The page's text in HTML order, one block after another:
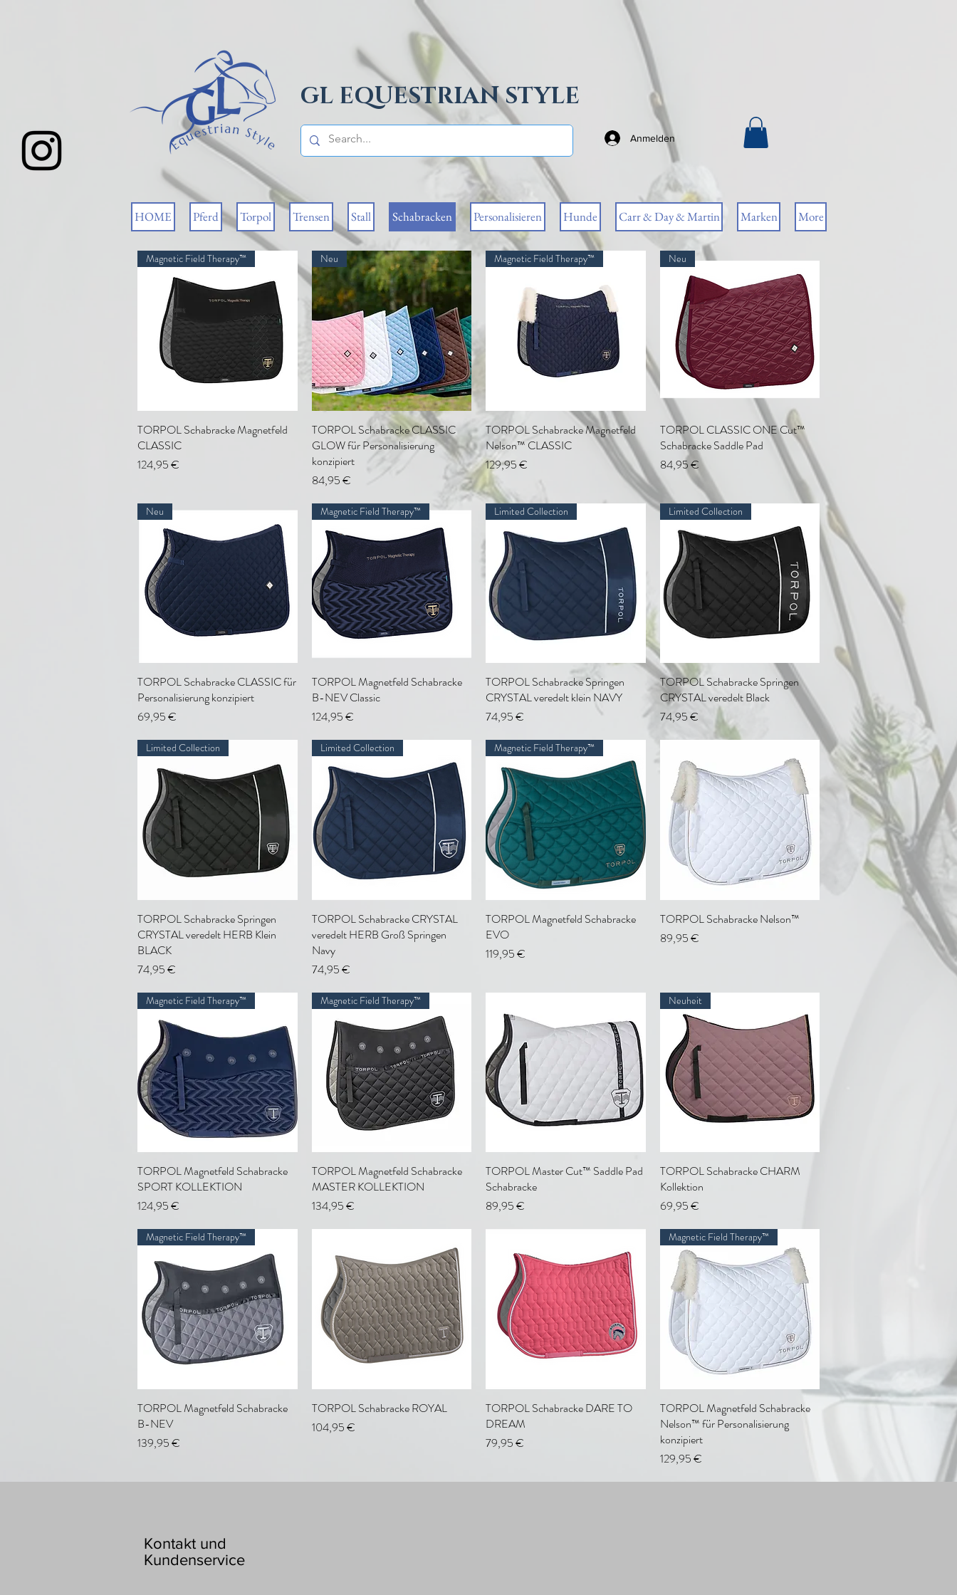
GL EQUESTRIAN STYLE
Anmelden
HOME Pferd Torpol Trensen Stall Schabracken Personalisieren Hunde Carr & Day & Martin Marken More
Schnellansicht
Magnetic Field Therapy™
TORPOL Schabracke Magnetfeld
CLASSIC
Preis
124,95 €
Schnellansicht
Neu
TORPOL Schabracke CLASSIC
GLOW für Personalisierung
konzipiert
Preis
84,95 €
Schnellansicht
Magnetic Field Therapy™
TORPOL Schabracke Magnetfeld
Nelson™ CLASSIC
Preis
129,95 €
Schnellansicht
Neu
TORPOL CLASSIC ONE Cut™
Schabracke Saddle Pad
Preis
84,95 €
Schnellansicht
Neu
TORPOL Schabracke CLASSIC für
Personalisierung konzipiert
Preis
69,95 €
Schnellansicht
Magnetic Field Therapy™
TORPOL Magnetfeld Schabracke
B-NEV Classic
Preis
124,95 €
Schnellansicht
Limited Collection
TORPOL Schabracke Springen
CRYSTAL veredelt klein NAVY
Preis
74,95 €
Schnellansicht
Limited Collection
TORPOL Schabracke Springen
CRYSTAL veredelt Black
Preis
74,95 €
Schnellansicht
Limited Collection
TORPOL Schabracke Springen
CRYSTAL veredelt HERB Klein
BLACK
Preis
74,95 €
Schnellansicht
Limited Collection
TORPOL Schabracke CRYSTAL
veredelt HERB Groß Springen
Navy
Preis
74,95 €
Schnellansicht
Magnetic Field Therapy™
TORPOL Magnetfeld Schabracke
EVO
Preis
119,95 €
Schnellansicht
TORPOL Schabracke Nelson™
Preis
89,95 €
Schnellansicht
Magnetic Field Therapy™
TORPOL Magnetfeld Schabracke
SPORT KOLLEKTION
Preis
124,95 €
Schnellansicht
Magnetic Field Therapy™
TORPOL Magnetfeld Schabracke
MASTER KOLLEKTION
Preis
134,95 €
Schnellansicht
TORPOL Master Cut™ Saddle Pad
Schabracke
Preis
89,95 €
Schnellansicht
Neuheit
TORPOL Schabracke CHARM
Kollektion
Preis
69,95 €
Schnellansicht
Magnetic Field Therapy™
TORPOL Magnetfeld Schabracke
B-NEV
Preis
139,95 €
Schnellansicht
TORPOL Schabracke ROYAL
Preis
104,95 €
Schnellansicht
TORPOL Schabracke DARE TO
DREAM
Preis
79,95 €
Schnellansicht
Magnetic Field Therapy™
TORPOL Magnetfeld Schabracke
Nelson™ für Personalisierung
konzipiert
Preis
129,95 €
Kontakt und
Kundenservice